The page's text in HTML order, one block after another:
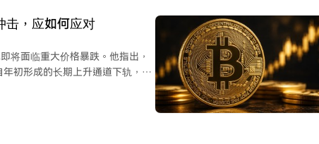
击，应如何应对
将面临重大价格暴跌。他指出，
初形成的长期上升通道下轨，同